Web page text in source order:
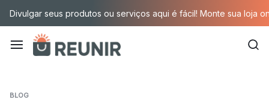
conteúdo
Divulgar seus produtos ou serviços aqui é fácil! Monte sua loja
BLOG